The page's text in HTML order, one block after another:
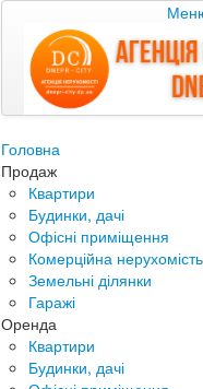
Головна
Продаж
Квартири
Будинки, дачі
Офісні приміщення
Комерційна нерухомість
Земельні ділянки
Гаражі
Оренда
Квартири
Будинки, дачі